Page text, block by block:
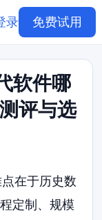
录 免费试用
软件哪
评与选
在于历史数
定制、规模